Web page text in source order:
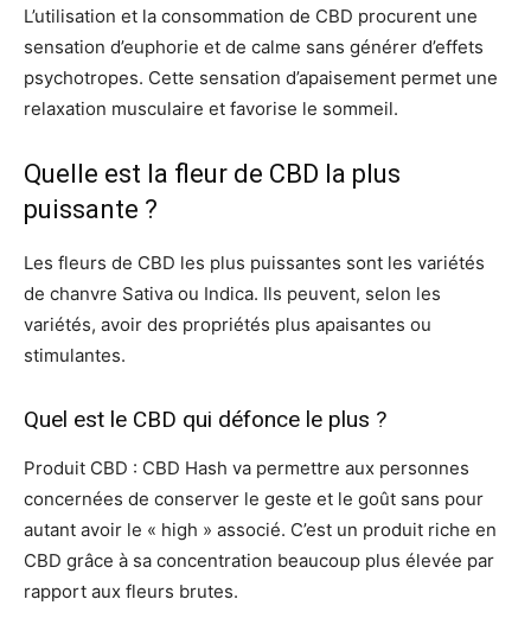
L’utilisation et la consommation de CBD procurent une
sensation d’euphorie et de calme sans générer d’effets
psychotropes. Cette sensation d’apaisement permet une
relaxation musculaire et favorise le sommeil.
Quelle est la fleur de CBD la plus
puissante ?
Les fleurs de CBD les plus puissantes sont les variétés
de chanvre Sativa ou Indica. Ils peuvent, selon les
variétés, avoir des propriétés plus apaisantes ou
stimulantes.
Quel est le CBD qui défonce le plus ?
Produit CBD : CBD Hash va permettre aux personnes
concernées de conserver le geste et le goût sans pour
autant avoir le « high » associé. C’est un produit riche en
CBD grâce à sa concentration beaucoup plus élevée par
rapport aux fleurs brutes.